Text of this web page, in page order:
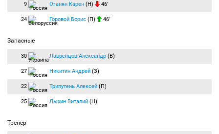
9 Оганян Карен (Н) 46′
24 Горовой Борис (П) 46′
Запасные
30 Лавренцов Александр (В)
27 Никитин Андрей (З)
22 Трипутень Алексей (П)
25 Лыхин Виталий (Н)
Тренер